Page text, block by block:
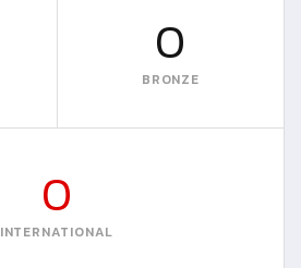
0
BRONZE
0
INTERNATIONAL